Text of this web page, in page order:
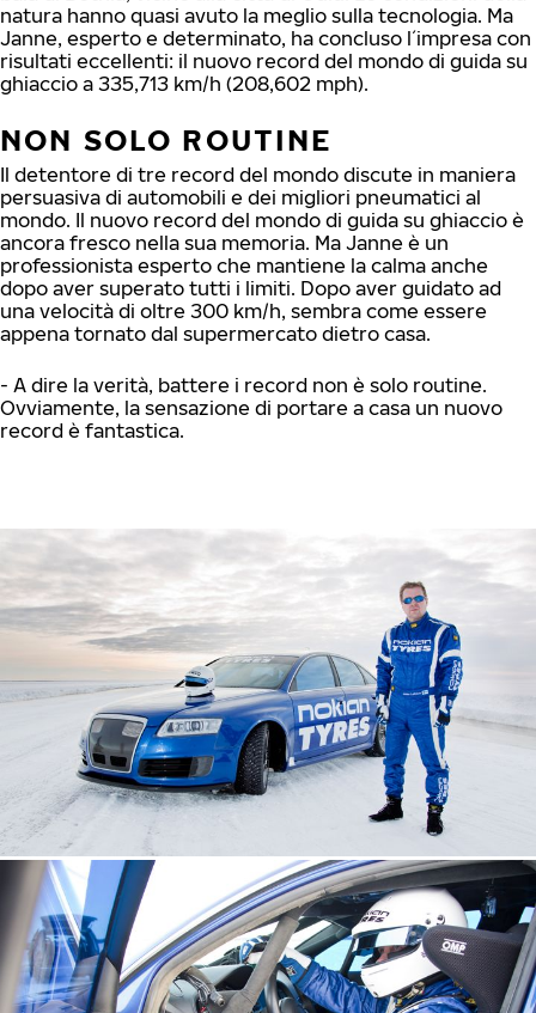
natura hanno quasi avuto la meglio sulla tecnologia. Ma
Janne, esperto e determinato, ha concluso l´impresa con
risultati eccellenti: il nuovo record del mondo di guida su
ghiaccio a 335,713 km/h (208,602 mph).
NON SOLO ROUTINE
Il detentore di tre record del mondo discute in maniera
persuasiva di automobili e dei migliori pneumatici al
mondo. Il nuovo record del mondo di guida su ghiaccio è
ancora fresco nella sua memoria. Ma Janne è un
professionista esperto che mantiene la calma anche
dopo aver superato tutti i limiti. Dopo aver guidato ad
una velocità di oltre 300 km/h, sembra come essere
appena tornato dal supermercato dietro casa.
- A dire la verità, battere i record non è solo routine.
Ovviamente, la sensazione di portare a casa un nuovo
record è fantastica.